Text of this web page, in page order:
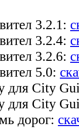
3.2.1:
3.2.4:
3.2.6:
5.0:
для City
для City
дорог: